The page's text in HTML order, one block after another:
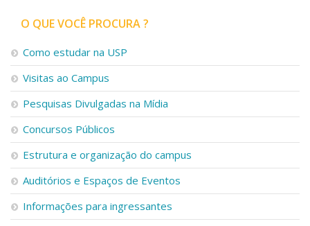
O QUE VOCÊ PROCURA ?
Como estudar na USP
Visitas ao Campus
Pesquisas Divulgadas na Mídia
Concursos Públicos
Estrutura e organização do campus
Auditórios e Espaços de Eventos
Informações para ingressantes